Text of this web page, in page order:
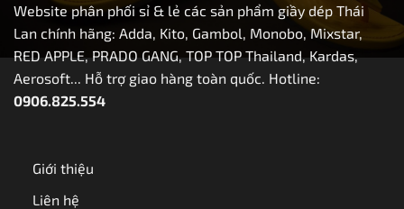
Website phân phối sỉ & lẻ các sản phẩm giầy dép Thái
Lan chính hãng: Adda, Kito, Gambol, Monobo, Mixstar,
RED APPLE, PRADO GANG, TOP TOP Thailand, Kardas,
Aerosoft... Hỗ trợ giao hàng toàn quốc. Hotline:
0906.825.554
Giới thiệu
Liên hệ